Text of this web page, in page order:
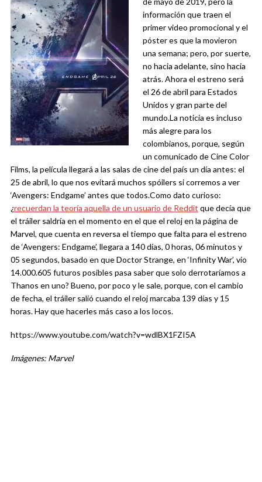
información que traen el
primer video promocional y el
póster es que la movieron
una semana; pero, por suerte,
no hacia adelante, sino hacia
atrás. Ahora el estreno será
el 26 de abril para Estados
Unidos y gran parte del
mundo.La noticia es incluso
más alegre para los
colombianos, porque, según
un comunicado de Cine Color
Films, la película llegará a las salas de cine del país un día antes: el
25 de abril, lo que nos evitará muchos spóilers si corremos a ver
‘Avengers: Endgame’ antes que todos.Como dato curioso:
¿recuerdan la teoría aquella de un usuario de Reddit que decía que
el tráiler saldría en el momento en el que el reloj en la página de
Marvel, que cuenta en reversa el tiempo que falta para el estreno
de ‘Avengers: Endgame’, llegara a 140 días, 0 horas, 06 minutos y
05 segundos, basado en que Doctor Strange, en ‘Infinity War’, vio
14.000.605 futuros posibles pasa saber que solo derrotaríamos a
Thanos en uno? Bueno, por poco y le sale, porque, con el cambio
de fecha, el tráiler salió cuando el reloj marcaba 139 días y 15
horas. Hay que hacerles más caso a los locos.
https://www.youtube.com/watch?v=wdlBX1FZI5A
Imágenes: Marvel